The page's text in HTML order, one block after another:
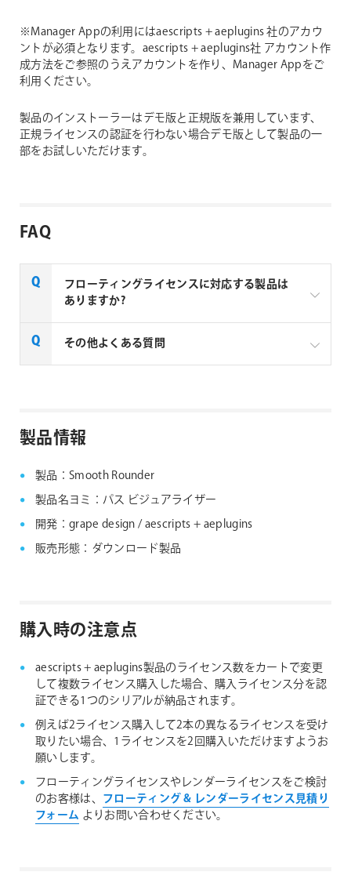
※Manager Appの利用にはaescripts + aeplugins 社のアカウ
ントが必須となります。aescripts + aeplugins社 アカウント作
成方法をご参照のうえアカウントを作り、Manager Appをご
利用ください。
製品のインストーラーはデモ版と正規版を兼用しています、
正規ライセンスの認証を行わない場合デモ版として製品の一
部をお試しいただけます。
FAQ
フローティングライセンスに対応する製品は
ありますか?
一部製品でフローティングライセンスの取扱いがあり
aescripts + aeplugins社 フローティングライセン
その他よくある質問
製品情報
製品：Smooth Rounder
製品名ヨミ：パス ビジュアライザー
開発：grape design / aescripts + aeplugins
販売形態：ダウンロード製品
購入時の注意点
aescripts + aeplugins製品のライセンス数をカートで変更
して複数ライセンス購入した場合、購入ライセンス分を認
証できる1つのシリアルが納品されます。
例えば2ライセンス購入して2本の異なるライセンスを受け
取りたい場合、1ライセンスを2回購入いただけますようお
願いします。
フローティングライセンスやレンダーライセンスをご検討
のお客様は、 フローティング & レンダーライセンス見積り
フォーム よりお問い合わせください。